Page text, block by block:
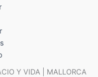
Y VIDA | MALLORCA